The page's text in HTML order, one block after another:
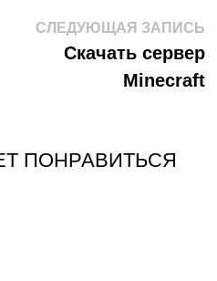
Предыдущая
СЛЕДУЮЩАЯ ЗАПИСЬ
Скачать сервер
Minecraft
ПОНРАВИТЬСЯ